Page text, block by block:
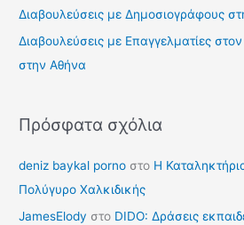
γ
ι
α
Διαβουλεύσεις με Δημοσιογράφους
Διαβουλεύσεις με Επαγγελματίες
στην Αθήνα
Πρόσφατα σχόλια
deniz baykal porno στο Η
Πολύγυρο Χαλκιδικής
JamesElody στο DIDO: Δράσεις